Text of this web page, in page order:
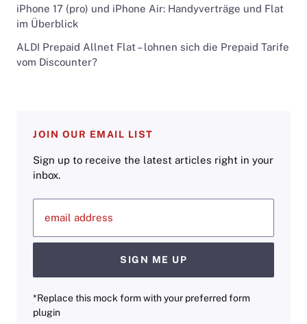
iPhone 17 (pro) und iPhone Air: Handyverträge und Flat
im Überblick
ALDI Prepaid Allnet Flat – lohnen sich die Prepaid Tarife
vom Discounter?
JOIN OUR EMAIL LIST
Sign up to receive the latest articles right in your
inbox.
email address
SIGN ME UP
*Replace this mock form with your preferred form
plugin